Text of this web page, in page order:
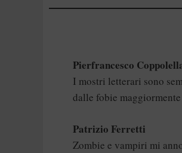
Pierfrancesco
I mostri letterari sono
dalle fobie
Patrizio Ferretti
Zombie e vampiri mi